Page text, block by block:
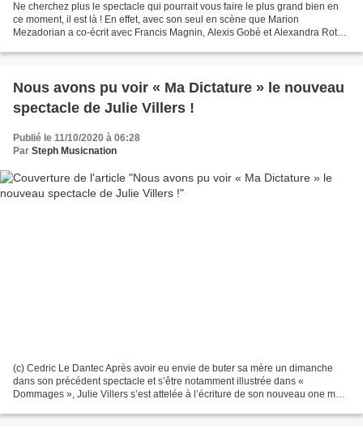
Ne cherchez plus le spectacle qui pourrait vous faire le plus grand bien en
ce moment, il est là ! En effet, avec son seul en scène que Marion
Mezadorian a co-écrit avec Francis Magnin, Alexis Gobé et Alexandra Roth,
Nous avons pu voir « Ma Dictature » le nouveau
spectacle de Julie Villers !
Publié le 11/10/2020 à 06:28
Par Steph Musicnation
(c) Cedric Le Dantec Après avoir eu envie de buter sa mère un dimanche
dans son précédent spectacle et s’être notamment illustrée dans «
Dommages », Julie Villers s’est attelée à l’écriture de son nouveau one man